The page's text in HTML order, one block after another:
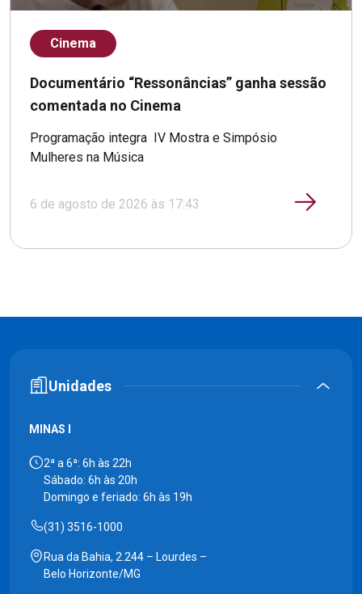
Cinema
Documentário “Ressonâncias” ganha sessão
comentada no Cinema
Programação integra IV Mostra e Simpósio
Mulheres na Música
6 de agosto de 2026 às 17:43
Unidades
MINAS I
2ª a 6ª: 6h às 22h
Sábado: 6h às 20h
Domingo e feriado: 6h às 19h
(31) 3516-1000
Rua da Bahia, 2.244 – Lourdes –
Belo Horizonte/MG